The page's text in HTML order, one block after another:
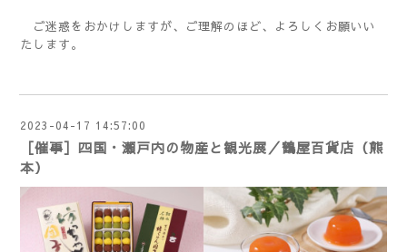
ご迷惑をおかけしますが、ご理解のほど、よろしくお願いい
たします。
2023-04-17 14:57:00
［催事］四国・瀬戸内の物産と観光展／鶴屋百貨店（熊
本）